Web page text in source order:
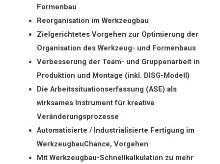
Formenbau
Reorganisation im Werkzeugbau
Zielgerichtetes Vorgehen zur Optimierung der
Organisation des Werkzeug- und Formenbaus
Verbesserung der Team- und Gruppenarbeit in
Produktion und Montage (inkl. DISG-Modell)
Die Arbeitssituationserfassung (ASE) als
wirksames Instrument für kreative
Veränderungsprozesse
Automatisierte / Industrialisierte Fertigung im
WerkzeugbauChance, Vorgehen
Mit Werkzeugbau-Schnellkalkulation zu mehr